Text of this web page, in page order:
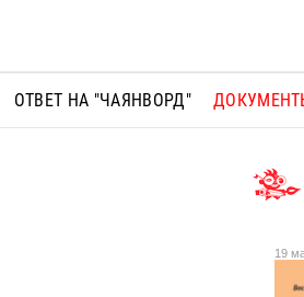
ОТВЕТ НА "ЧАЯНВОРД"
19